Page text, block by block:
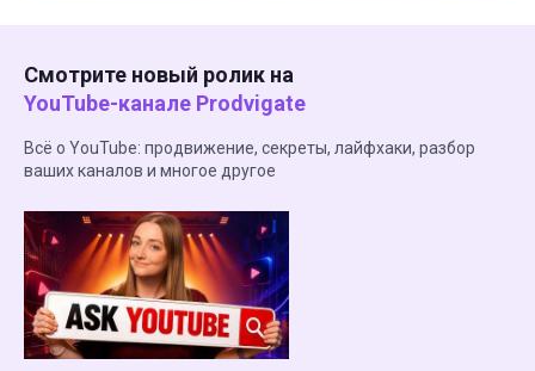
Смотрите новый ролик на
YouTube-канале Prodvigate
Всё о YouTube: продвижение, секреты, лайфхаки, разбор
ваших каналов и многое другое